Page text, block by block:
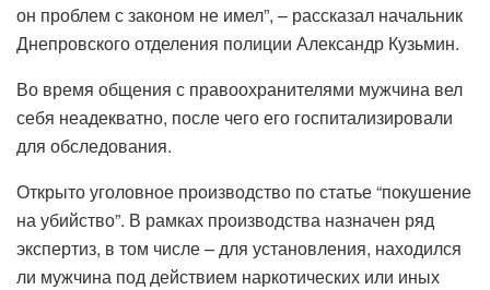
он проблем с законом не имел”, – рассказал начальник
Днепровского отделения полиции Александр Кузьмин.
Во время общения с правоохранителями мужчина вел
себя неадекватно, после чего его госпитализировали
для обследования.
Открыто уголовное производство по статье “покушение
на убийство”. В рамках производства назначен ряд
экспертиз, в том числе – для установления, находился
ли мужчина под действием наркотических или иных